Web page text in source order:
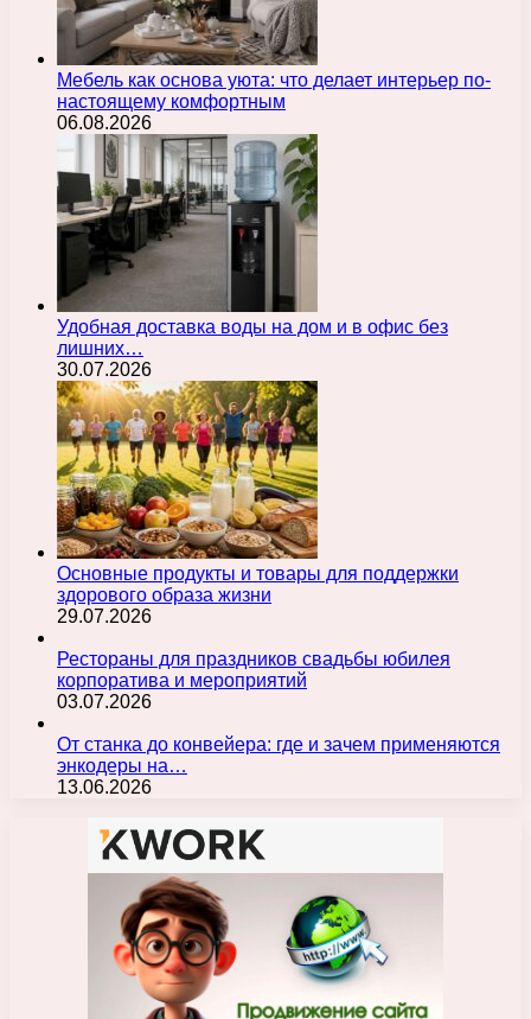
Мебель как основа уюта: что делает интерьер по-
настоящему комфортным
06.08.2026
Удобная доставка воды на дом и в офис без
лишних…
30.07.2026
Основные продукты и товары для поддержки
здорового образа жизни
29.07.2026
Рестораны для праздников свадьбы юбилея
корпоратива и мероприятий
03.07.2026
От станка до конвейера: где и зачем применяются
энкодеры на…
13.06.2026